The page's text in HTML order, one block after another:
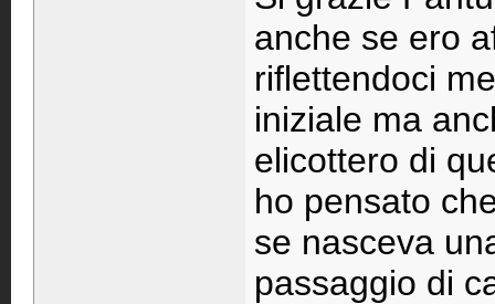
anche se ero
riflettendoci
iniziale ma
elicottero di
ho pensato
se nasceva
passaggio di